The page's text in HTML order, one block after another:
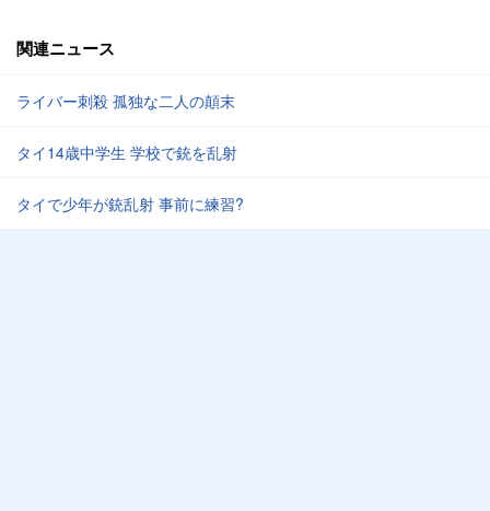
関連ニュース
ライバー刺殺 孤独な二人の顛末
タイ14歳中学生 学校で銃を乱射
タイで少年が銃乱射 事前に練習?